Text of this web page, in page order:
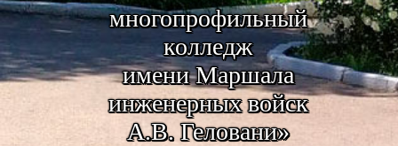
многопрофильный
колледж
имени Маршала
инженерных войск
А.В. Геловани»